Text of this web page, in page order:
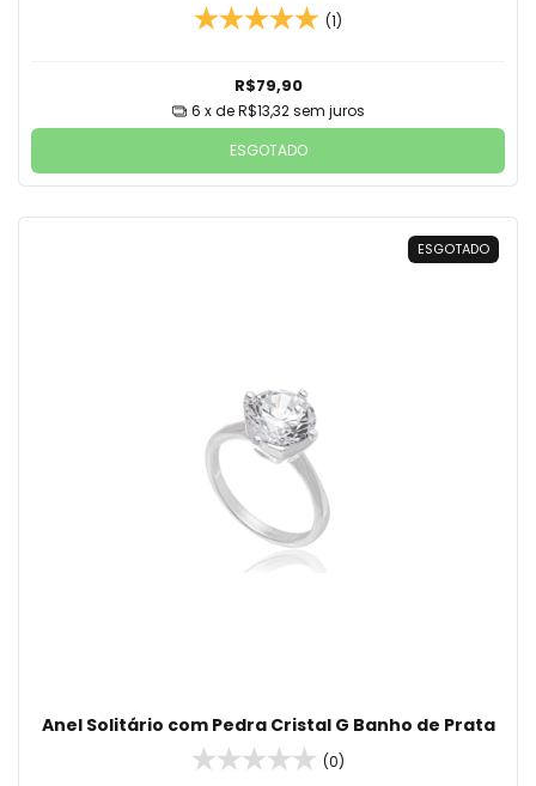
(1)
R$79,90
6 x deR$13,32 sem juros
ESGOTADO
ESGOTADO
Anel Solitário com Pedra Cristal G Banho de Prata
(0)